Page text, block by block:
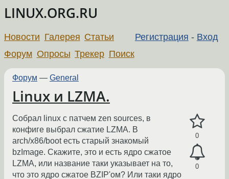
LINUX.ORG.RU
Регистрация - Вход
Новости Галерея Статьи
Форум Опросы Трекер Поиск
Форум — General
Linux и LZMA.
0
0
Собрал linux с патчем zen sources, в
конфиге выбрал сжатие LZMA. В
arch/x86/boot есть старый знакомый
bzImage. Скажите, это и есть ядро сжатое
LZMA, или название таки указывает на то,
что это ядро сжатое BZIP'ом? Или таки ядро